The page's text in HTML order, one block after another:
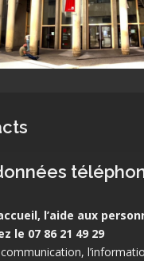
l’aide aux
le 07 86 21 49 29